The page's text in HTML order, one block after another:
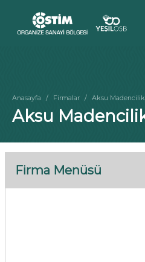
Anasayfa Firmalar Aksu Madencilik
Aksu
Firma Menüsü